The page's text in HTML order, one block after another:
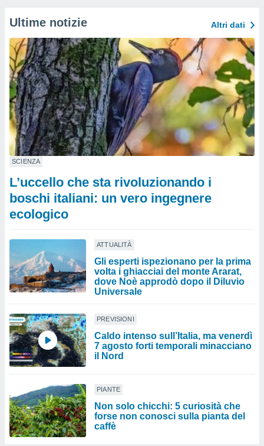
Ultime notizie Altri dati
SCIENZA
L’uccello che sta rivoluzionando i
boschi italiani: un vero ingegnere
ecologico
ATTUALITÀ
Gli esperti ispezionano per la prima
volta i ghiacciai del monte Ararat,
dove Noè approdò dopo il Diluvio
Universale
PREVISIONI
Caldo intenso sull’Italia, ma venerdì
7 agosto forti temporali minacciano
il Nord
PIANTE
Non solo chicchi: 5 curiosità che
forse non conosci sulla pianta del
caffè